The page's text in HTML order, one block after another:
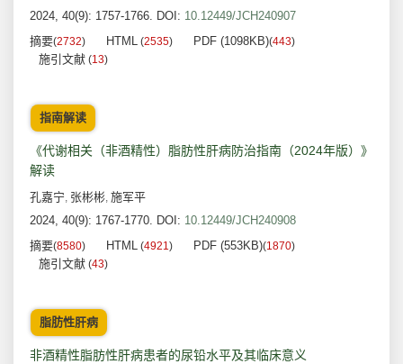
2024, 40(9): 1757-1766. DOI: 10.12449/JCH240907
摘要(2732) HTML (2535) PDF (1098KB)(443)
施引文献 (13)
指南解读
《代谢相关（非酒精性）脂肪性肝病防治指南（2024年版）》
解读
孔嘉宁, 张彬彬, 施军平
2024, 40(9): 1767-1770. DOI: 10.12449/JCH240908
摘要(8580) HTML (4921) PDF (553KB)(1870)
施引文献 (43)
脂肪性肝病
非酒精性脂肪性肝病患者的尿铅水平及其临床意义